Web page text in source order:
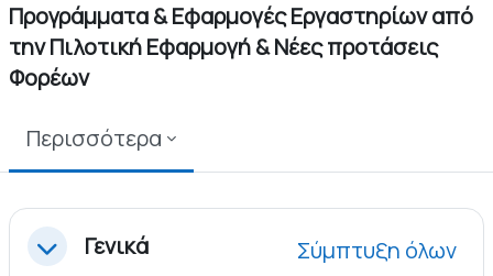
Προγράμματα & Εφαρμογές Εργαστηρίων από
την Πιλοτική Εφαρμογή & Νέες προτάσεις
Φορέων
Περισσότερα
Section outline
Σύμπτυξη
Γενικά Σύμπτυξη όλων